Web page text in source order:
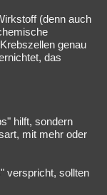
(denn auch
genau
das
hilft, sondern
mit mehr oder
verspricht, sollten